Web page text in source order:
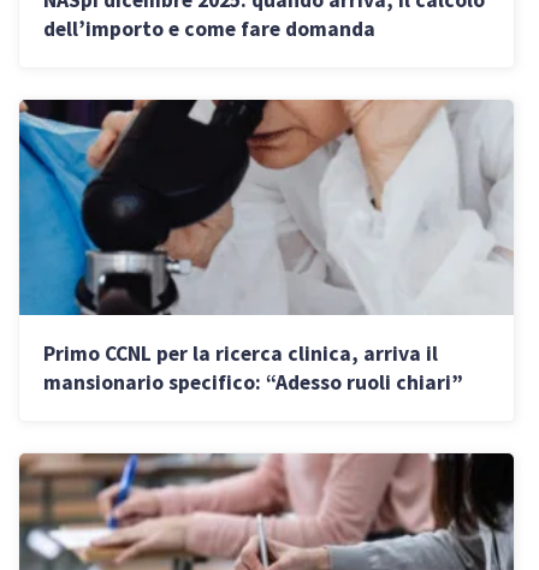
dell’importo e come fare domanda
Primo CCNL per la ricerca clinica, arriva il
mansionario specifico: “Adesso ruoli chiari”